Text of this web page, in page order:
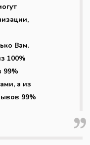
Вам.
100%
99%
а из
99%